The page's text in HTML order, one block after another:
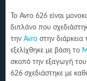
Το Avro 626 είναι
διπλάνο που
τηνAvro στην διάρκεια
εξελίχθηκε με βάση το
σκοπό την εξαγωγή του
626 σχεδιάστηκε με